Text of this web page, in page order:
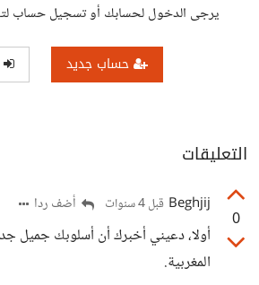
يرجى الدخول لحسابك أو تسجيل حساب
حساب جديد
التعليقات
0
Beghjij قبل 4 سنوات أضف ردا
أولا، دعيني أخبرك أن أسلوبك جميل
المغربية.